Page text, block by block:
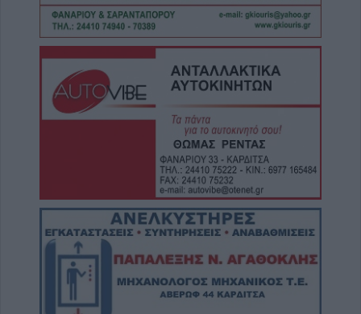
Μαγνησία: Χωρίς τις αισθήσεις της
ανασύρθηκε 70χρονη στην Άφησσο
7 Αυγούστου 2026, 13:00
Συνελήφθη 31χρονος στη Γερμανία που
εκκρεμούσε Ευρωπαϊκό ένταλμα σύλληψης
για ανθρωποκτονίες στην Ελλάδα
Φ. Αλεξάκος: "Αδιαφάνεια και
δημοσιονομικός χώρος - Προτάσεις
διαφάνειας και εξοικονόμησης πόρων"
7 Αυγούστου 2026, 12:29
Μουσική βραδιά 80's και 90's στον Άγιο
Βησσάριο Σοφάδων
7 Αυγούστου 2026, 11:57
Συλλήψεις στην Καρδίτσα για ρευματοκλοπή